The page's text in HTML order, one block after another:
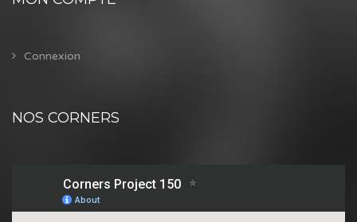
Connexion
NOS CORNERS